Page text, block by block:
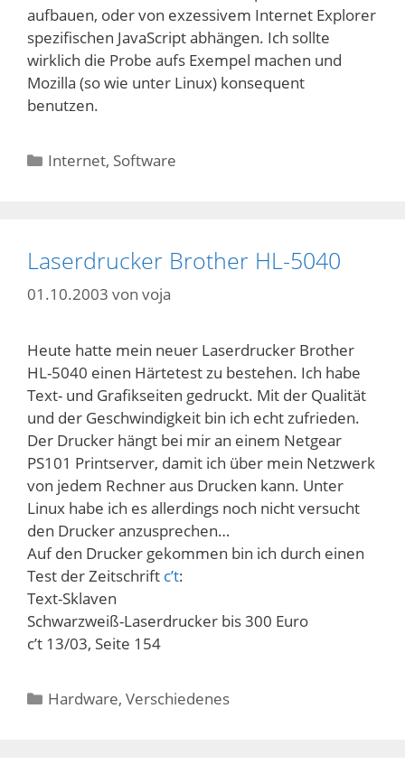
aufbauen, oder von exzessivem Internet Explorer
spezifischen JavaScript abhängen. Ich sollte
wirklich die Probe aufs Exempel machen und
Mozilla (so wie unter Linux) konsequent
benutzen.
Kategorien
Internet, Software
Laserdrucker Brother HL-5040
01.10.2003 von voja
Heute hatte mein neuer Laserdrucker Brother
HL-5040 einen Härtetest zu bestehen. Ich habe
Text- und Grafikseiten gedruckt. Mit der Qualität
und der Geschwindigkeit bin ich echt zufrieden.
Der Drucker hängt bei mir an einem Netgear
PS101 Printserver, damit ich über mein Netzwerk
von jedem Rechner aus Drucken kann. Unter
Linux habe ich es allerdings noch nicht versucht
den Drucker anzusprechen…
Auf den Drucker gekommen bin ich durch einen
Test der Zeitschrift c’t:
Text-Sklaven
Schwarzweiß-Laserdrucker bis 300 Euro
c’t 13/03, Seite 154
Kategorien
Hardware,Verschiedenes